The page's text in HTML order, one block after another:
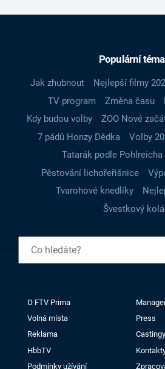
Populární
Jak zhubnout Nejlepší filmy
TV program
Změna času
Kdy budou volby
ZOO Nové
7 pádů Honzy Dědka
Volby
Tatarák podle Pohlreicha
Pěstování lichořeřišnice
Tvarohové knedlíky
Švestkový
O FTV Prima
Volná místa
Press
Reklama
HbbTV
Podmínky užívání